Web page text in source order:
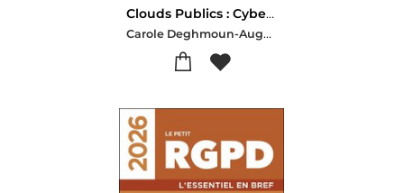
Clouds Publics : Cybersecurite : Notre Souverainete Est-elle Garantie ?
Carole Deghmoun-Augustin Ngoma-Ben Cacha Angat Nivi